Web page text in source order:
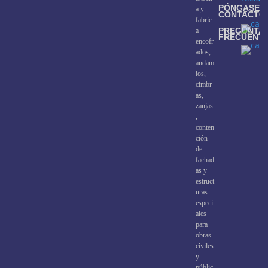
a y
fabric
a
encofr
ados,
andam
ios,
cimbr
as,
zanjas
,
conten
ción
de
fachad
as y
estruct
uras
especi
ales
para
obras
civiles
y
PÓNGASE
CONTACTO